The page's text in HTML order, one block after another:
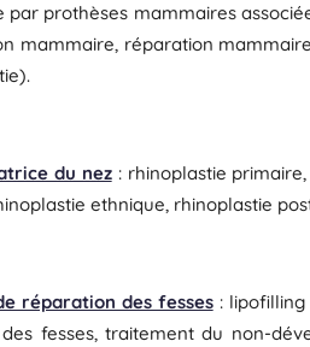
prothèses mammaires
mammaire, réparation
du nez: rhinoplastie
ethnique, rhinoplastie
réparation des fesses: lipofilling
fesses, traitement du non-